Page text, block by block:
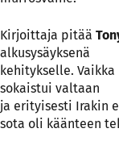
Kirjoittaja pitää
alkusysäyksenä
kehitykselle.
sokaistui valtaan
ja erityisesti Irakin
sota oli käänteen